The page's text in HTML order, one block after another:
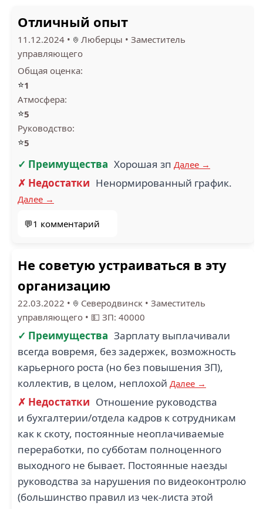
Отличный опыт
11.12.2024 • Люберцы • Заместитель
управляющего
Общая оценка:
⭐1
Атмосфера:
⭐5
Руководство:
⭐5
✓ Преимущества Хорошая зп Далее →
✗ Недостатки Ненормированный график.
Далее →
💬1 комментарий
Не советую устраиваться в эту
организацию
22.03.2022 • Северодвинск • Заместитель
управляющего • 💵 ЗП: 40000
✓ Преимущества Зарплату выплачивали
всегда вовремя, без задержек, возможность
карьерного роста (но без повышения ЗП),
коллектив, в целом, неплохой Далее →
✗ Недостатки Отношение руководства
и бухгалтерии/отдела кадров к сотрудникам
как к скоту, постоянные неоплачиваемые
переработки, по субботам полноценного
выходного не бывает. Постоянные наезды
руководства за нарушения по видеоконтролю
(большинство правил из чек-листа этой